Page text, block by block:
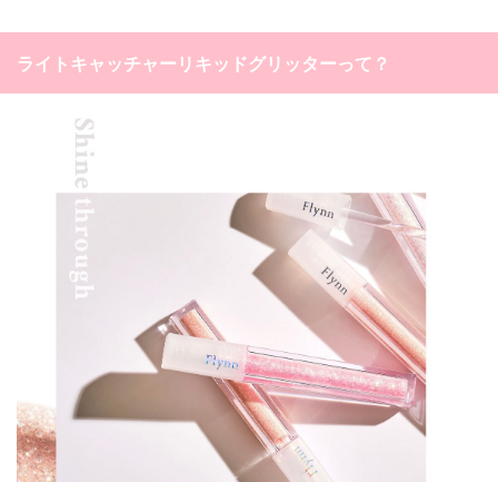
ライトキャッチャーリキッドグリッターって？